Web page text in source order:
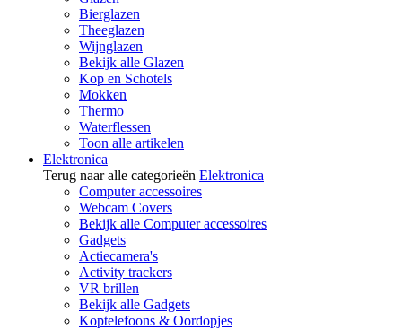
Bierglazen
Theeglazen
Wijnglazen
Bekijk alle Glazen
Kop en Schotels
Mokken
Thermo
Waterflessen
Toon alle artikelen
Elektronica
Terug naar alle categorieën Elektronica
Computer accessoires
Webcam Covers
Bekijk alle Computer accessoires
Gadgets
Actiecamera's
Activity trackers
VR brillen
Bekijk alle Gadgets
Koptelefoons & Oordopjes